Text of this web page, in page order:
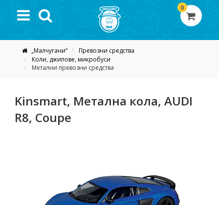
0
„Малчугани“
Превозни средства
Коли, джипове, микробуси
Метални превозни средства
Kinsmart, Метална кола, AUDI
R8, Coupe